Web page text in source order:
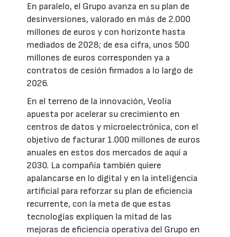
En paralelo, el Grupo avanza en su plan de
desinversiones, valorado en más de 2.000
millones de euros y con horizonte hasta
mediados de 2028; de esa cifra, unos 500
millones de euros corresponden ya a
contratos de cesión firmados a lo largo de
2026.
En el terreno de la innovación, Veolia
apuesta por acelerar su crecimiento en
centros de datos y microelectrónica, con el
objetivo de facturar 1.000 millones de euros
anuales en estos dos mercados de aquí a
2030. La compañía también quiere
apalancarse en lo digital y en la inteligencia
artificial para reforzar su plan de eficiencia
recurrente, con la meta de que estas
tecnologías expliquen la mitad de las
mejoras de eficiencia operativa del Grupo en